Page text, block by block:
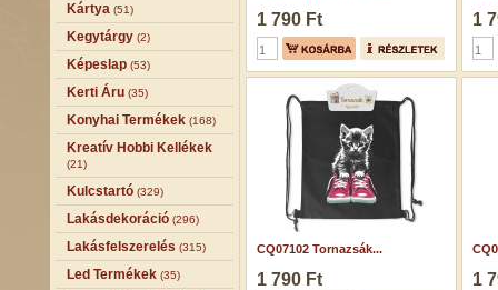
Kártya (51)
Kegytárgy (2)
Képeslap (53)
Kerti Áru (35)
Konyhai Termékek (168)
Kreatív Hobbi Kellékek
(21)
Kulcstartó (329)
Lakásdekoráció (296)
Lakásfelszerelés (315)
Led Termékek (35)
1 790 Ft 1
CQ07102 Tornazsák...
1 790 Ft 1